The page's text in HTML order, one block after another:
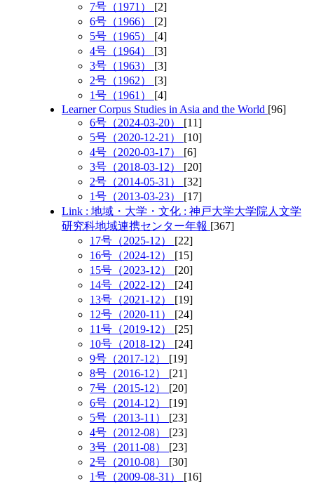
7号（1971） [2]
6号（1966） [2]
5号（1965） [4]
4号（1964） [3]
3号（1963） [3]
2号（1962） [3]
1号（1961） [4]
Learner Corpus Studies in Asia and the World [96]
6号（2024-03-20） [11]
5号（2020-12-21） [10]
4号（2020-03-17） [6]
3号（2018-03-12） [20]
2号（2014-05-31） [32]
1号（2013-03-23） [17]
Link : 地域・大学・文化 : 神戸大学大学院人文学
研究科地域連携センター年報 [367]
17号（2025-12） [22]
16号（2024-12） [15]
15号（2023-12） [20]
14号（2022-12） [24]
13号（2021-12） [19]
12号（2020-11） [24]
11号（2019-12） [25]
10号（2018-12） [24]
9号（2017-12） [19]
8号（2016-12） [21]
7号（2015-12） [20]
6号（2014-12） [19]
5号（2013-11） [23]
4号（2012-08） [23]
3号（2011-08） [23]
2号（2010-08） [30]
1号（2009-08-31） [16]